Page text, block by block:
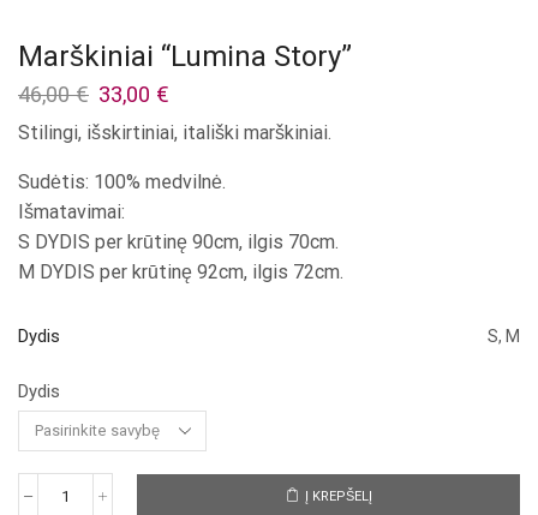
Marškiniai “Lumina Story”
46,00€ Original
price
was:
46,00 €.
33,00 €
is:
33,00 €.
Stilingi, išskirtiniai, itališki marškiniai.
Sudėtis: 100% medvilnė.
Išmatavimai:
S DYDIS per krūtinę 90cm, ilgis 70cm.
M DYDIS per krūtinę 92cm, ilgis 72cm.
Dydis S, M
Dydis
produkto
Į KREPŠELĮ